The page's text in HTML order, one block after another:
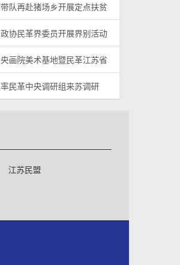
队再赴猪场乡开展定点扶贫
协民革界委员开展界别活动
画院美术基地暨民革江苏省
民革中央调研组来苏调研
江苏民盟